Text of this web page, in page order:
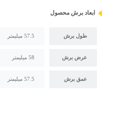
ابعاد برش محصول
طول برش 57.5 میلیمتر
عرض برش 58 میلیمتر
عمق برش 57.5 میلیمتر